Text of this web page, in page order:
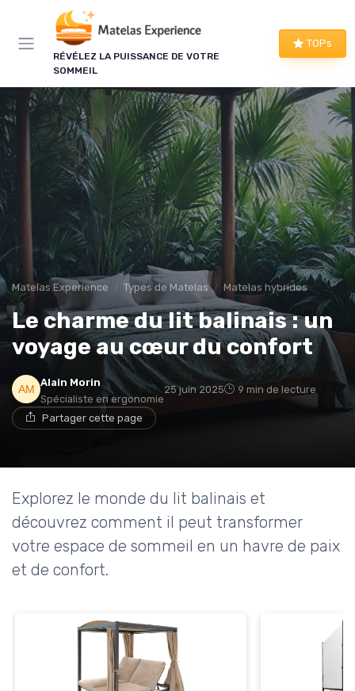
RÉVÉLEZ LA PUISSANCE DE VOTRE
SOMMEIL
TOPs
Matelas Experience Types de Matelas Matelas hybrides
Le charme du lit balinais : un
voyage au cœur du confort
Alain Morin
Spécialiste en ergonomie
25 juin 2025 9 min de lecture
Partager cette page
Explorez le monde du lit balinais et
découvrez comment il peut transformer
votre espace de sommeil en un havre de paix
et de confort.
×
LE CLUB MATELAS EXPERIENCE
Mieux dormir, ça commence
ici !
Une à deux fois par semaine, les bons plans literie
que nous avons vérifiés, nos tests en avant-
première et les conseils qui ne tiennent pas dans
un comparatif.
Bons plans vérifiés
Tests en avant-première
Conseils pratiques Nouveautés filtrées
→ Je rejoins le club
Non merci, peut-être plus tard
Panneau de gestion des cookies